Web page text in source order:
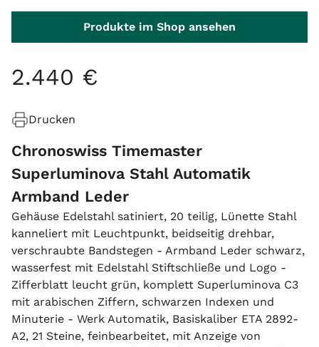
Produkte im Shop ansehen
2.440 €
Drucken
Chronoswiss Timemaster
Superluminova Stahl Automatik
Armband Leder
Gehäuse Edelstahl satiniert, 20 teilig, Lünette Stahl
kanneliert mit Leuchtpunkt, beidseitig drehbar,
verschraubte Bandstegen - Armband Leder schwarz,
wasserfest mit Edelstahl Stiftschließe und Logo -
Zifferblatt leucht grün, komplett Superluminova C3
mit arabischen Ziffern, schwarzen Indexen und
Minuterie - Werk Automatik, Basiskaliber ETA 2892-
A2, 21 Steine, feinbearbeitet, mit Anzeige von